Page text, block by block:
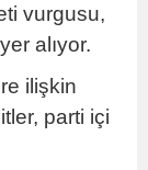
vurgusu,
alıyor.
ilişkin
parti içi